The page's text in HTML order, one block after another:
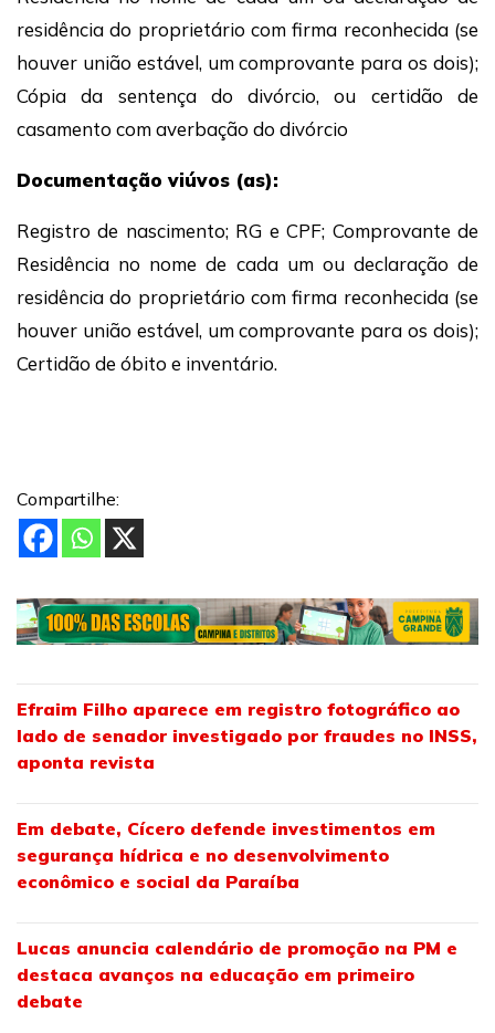
residência do proprietário com firma reconhecida (se
houver união estável, um comprovante para os dois);
Cópia da sentença do divórcio, ou certidão de
casamento com averbação do divórcio
Documentação viúvos (as):
Registro de nascimento; RG e CPF; Comprovante de
Residência no nome de cada um ou declaração de
residência do proprietário com firma reconhecida (se
houver união estável, um comprovante para os dois);
Certidão de óbito e inventário.
Compartilhe:
Efraim Filho aparece em registro fotográfico ao
lado de senador investigado por fraudes no INSS,
aponta revista
Em debate, Cícero defende investimentos em
segurança hídrica e no desenvolvimento
econômico e social da Paraíba
Lucas anuncia calendário de promoção na PM e
destaca avanços na educação em primeiro
debate